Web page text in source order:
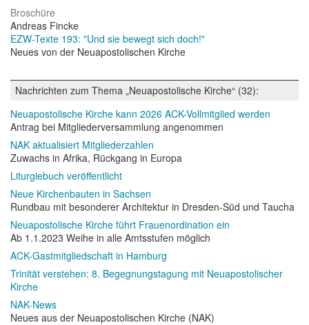
Broschüre
Andreas Fincke
EZW-Texte 193: "Und sie bewegt sich doch!"
Neues von der Neuapostolischen Kirche
Nachrichten zum Thema „Neuapostolische Kirche“ (32):
Neuapostolische Kirche kann 2026 ACK-Vollmitglied werden
Antrag bei Mitgliederversammlung angenommen
NAK aktualisiert Mitgliederzahlen
Zuwachs in Afrika, Rückgang in Europa
Liturgiebuch veröffentlicht
Neue Kirchenbauten in Sachsen
Rundbau mit besonderer Architektur in Dresden-Süd und Taucha
Neuapostolische Kirche führt Frauenordination ein
Ab 1.1.2023 Weihe in alle Amtsstufen möglich
ACK-Gastmitgliedschaft in Hamburg
Trinität verstehen: 8. Begegnungstagung mit Neuapostolischer
Kirche
NAK-News
Neues aus der Neuapostolischen Kirche (NAK)